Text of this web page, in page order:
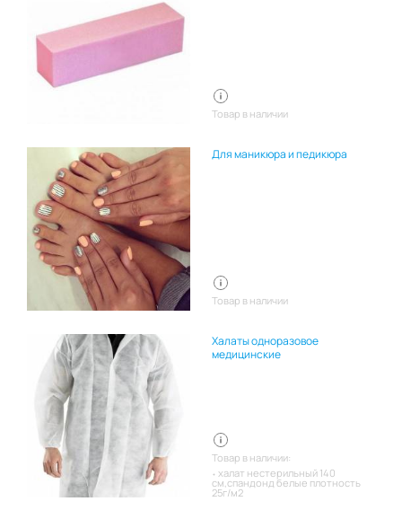
Товар в наличии
Для маникюра и педикюра
Товар в наличии
Халаты одноразовое
медицинские
Товар в наличии:
халат нестерильный 140
см,спандонд белые плотность
25г/м2